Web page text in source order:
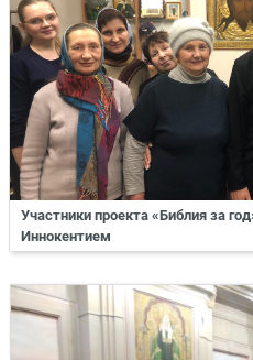
Участники проекта «Библия за
Иннокентием